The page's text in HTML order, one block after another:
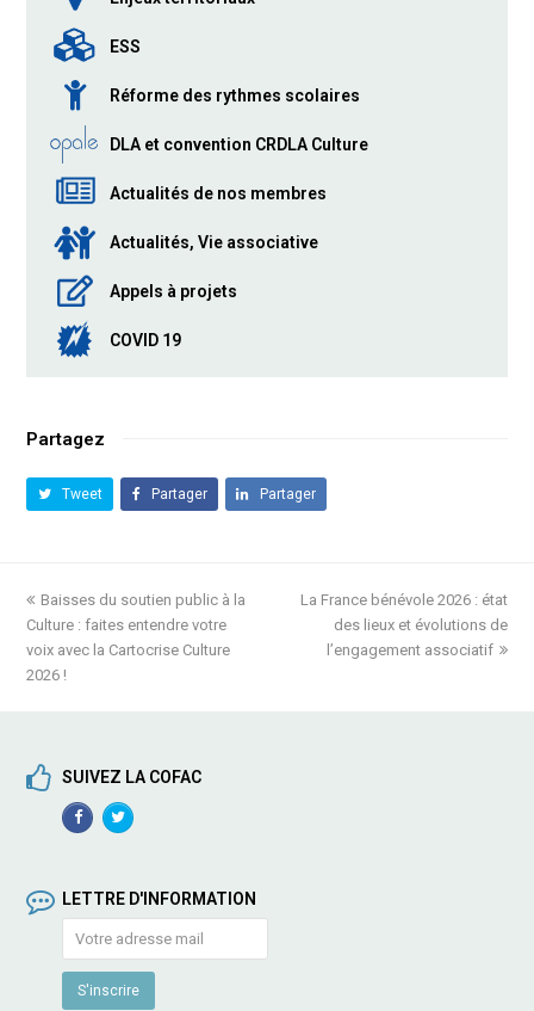
ESS
Réforme des rythmes scolaires
DLA et convention CRDLA Culture
Actualités de nos membres
Actualités, Vie associative
Appels à projets
COVID 19
Partagez
Tweet Partager Partager
previous
post:
Baisses du soutien public à la
Culture : faites entendre votre
voix avec la Cartocrise Culture
2026 !
next
post:
La France bénévole 2026 : état
des lieux et évolutions de
l’engagement associatif
SUIVEZ LA COFAC
FacebookTwitterProfile
LETTRE D'INFORMATION